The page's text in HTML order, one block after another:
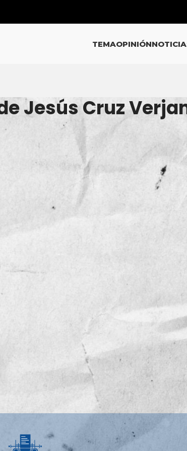
TEMAOPINIÓN
Jesús Cruz